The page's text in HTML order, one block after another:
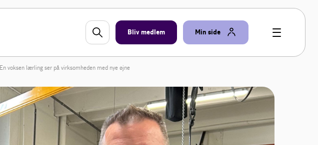
Bliv medlem Min side
En voksen lærling ser på virksomheden med nye øjne